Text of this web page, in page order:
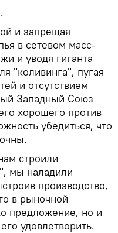
и запрещая
в сетевом масс-
и уводя гиганта
"коливинга", пугая
и отсутствием
Западный Союз
хорошего против
убедиться, что
строили
мы наладили
производство,
в рыночной
предложение, но и
удовлетворить.